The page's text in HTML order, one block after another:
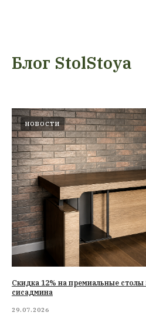
Блог StolStoya
НОВОСТИ
Cкидка 12% на премиальные столы
сисадмина
29.07.2026